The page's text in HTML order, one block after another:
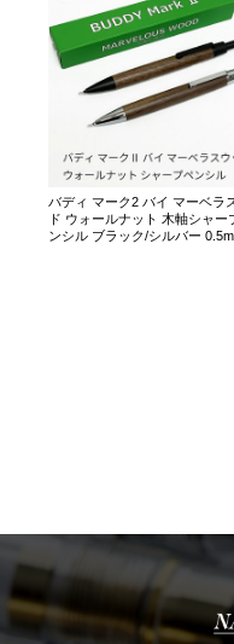
バディ マーク2 バイ マーベラ
ド ウォールナット 木軸シャー
ンシル ブラック/シルバー